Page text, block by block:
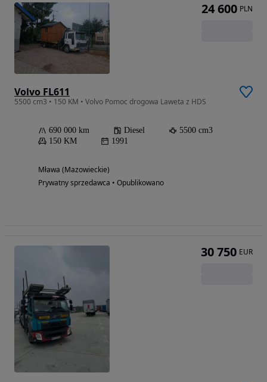
Volvo FL611
5500 cm3 • 150 KM • Volvo Pomoc drogowa Laweta z HDS
690 000 km Diesel
5500 cm3
150 KM
1991
Mława (Mazowieckie)
Prywatny sprzedawca • Opublikowano
24 600 PLN
30 750 EUR